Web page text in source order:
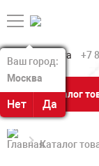
Ваш город:
Москва
Нет Да
Ваш город:
Москва
Нет Да
+7
Каталог
Каталог